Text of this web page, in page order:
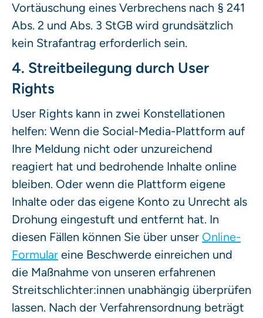
Vortäuschung eines Verbrechens nach § 241
Abs. 2 und Abs. 3 StGB wird grundsätzlich
kein Strafantrag erforderlich sein.
4. Streitbeilegung durch User
Rights
User Rights kann in zwei Konstellationen
helfen: Wenn die Social-Media-Plattform auf
Ihre Meldung nicht oder unzureichend
reagiert hat und bedrohende Inhalte online
bleiben. Oder wenn die Plattform eigene
Inhalte oder das eigene Konto zu Unrecht als
Drohung eingestuft und entfernt hat. In
diesen Fällen können Sie über unser Online-
Formular eine Beschwerde einreichen und
die Maßnahme von unseren erfahrenen
Streitschlichter:innen unabhängig überprüfen
lassen. Nach der Verfahrensordnung beträgt